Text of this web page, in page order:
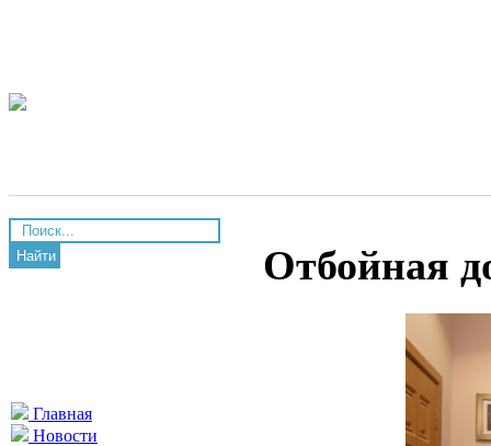
Найти
Главная
Новости
Отбойная